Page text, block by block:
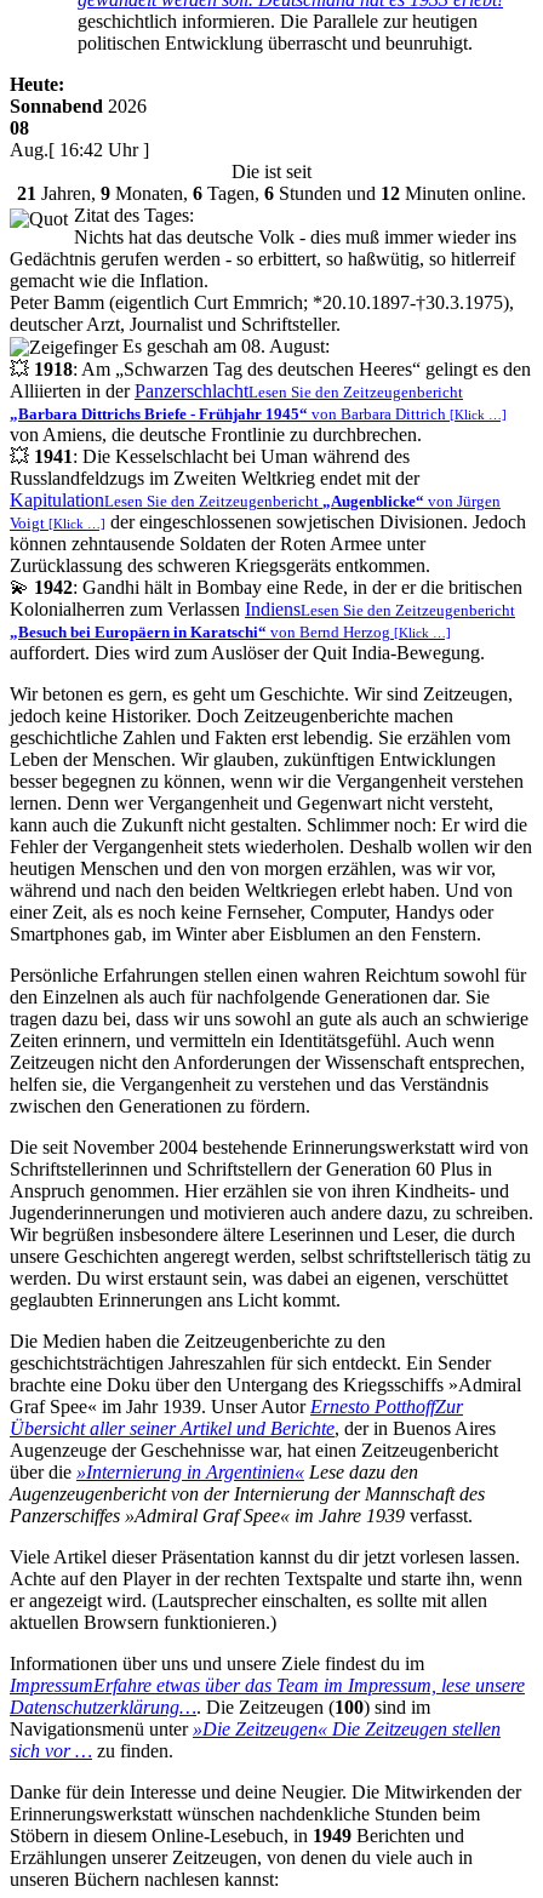
geschichtlich informieren. Die Parallele zur heutigen
politischen Entwicklung überrascht und beunruhigt.
Heute:
Sonnabend 2026
08
Aug.[ 16:42 Uhr ]
Die ist seit
21 Jahren, 9 Monaten, 6 Tagen, 6 Stunden und 12 Minuten online.
Zitat des Tages:
Nichts hat das deutsche Volk - dies muß immer wieder ins
Gedächtnis gerufen werden - so erbittert, so haßwütig, so hitlerreif
gemacht wie die Inflation.
Peter Bamm (eigentlich Curt Emmrich; *20.10.1897-†30.3.1975),
deutscher Arzt, Journalist und Schriftsteller.
Es geschah am 08. August:
💥 1918: Am Schwarzen Tag des deutschen Heeres
gelingt es den
Alliierten in derPanzerschlachtLesen Sie den Zeitzeugenbericht
Barbara Dittrichs Briefe - Frühjahr 1945
von Barbara Dittrich [Klick …]
von Amiens, die deutsche Frontlinie zu durchbrechen.
💥 1941: Die Kesselschlacht bei Uman während des
Russlandfeldzugs im Zweiten Weltkrieg endet mit der
KapitulationLesen Sie den Zeitzeugenbericht Augenblicke
von Jürgen
Voigt [Klick …] der eingeschlossenen sowjetischen Divisionen. Jedoch
können zehntausende Soldaten der Roten Armee unter
Zurücklassung des schweren Kriegsgeräts entkommen.
💫 1942: Gandhi hält in Bombay eine Rede, in der er die britischen
Kolonialherren zum Verlassen IndiensLesen Sie den Zeitzeugenbericht
Besuch bei Europäern in Karatschi
von Bernd Herzog [Klick …]
auffordert. Dies wird zum Auslöser der Quit India-Bewegung.
Wir betonen es gern, es geht um Geschichte. Wir sind Zeitzeugen,
jedoch keine Historiker. Doch Zeitzeugenberichte machen
geschichtliche Zahlen und Fakten erst lebendig. Sie erzählen vom
Leben der Menschen. Wir glauben, zukünftigen Entwicklungen
besser begegnen zu können, wenn wir die Vergangenheit verstehen
lernen. Denn wer Vergangenheit und Gegenwart nicht versteht,
kann auch die Zukunft nicht gestalten. Schlimmer noch: Er wird die
Fehler der Vergangenheit stets wiederholen. Deshalb wollen wir den
heutigen Menschen und den von morgen erzählen, was wir vor,
während und nach den beiden Weltkriegen erlebt haben. Und von
einer Zeit, als es noch keine Fernseher, Computer, Handys oder
Smartphones gab, im Winter aber Eisblumen an den Fenstern.
Persönliche Erfahrungen stellen einen wahren Reichtum sowohl für
den Einzelnen als auch für nachfolgende Generationen dar. Sie
tragen dazu bei, dass wir uns sowohl an gute als auch an schwierige
Zeiten erinnern, und vermitteln ein Identitätsgefühl. Auch wenn
Zeitzeugen nicht den Anforderungen der Wissenschaft entsprechen,
helfen sie, die Vergangenheit zu verstehen und das Verständnis
zwischen den Generationen zu fördern.
Die seit November 2004 bestehende Erinnerungswerkstatt wird von
Schriftstellerinnen und Schriftstellern der Generation 60 Plus in
Anspruch genommen. Hier erzählen sie von ihren Kindheits- und
Jugenderinnerungen und motivieren auch andere dazu, zu schreiben.
Wir begrüßen insbesondere ältere Leserinnen und Leser, die durch
unsere Geschichten angeregt werden, selbst schriftstellerisch tätig zu
werden. Du wirst erstaunt sein, was dabei an eigenen, verschüttet
geglaubten Erinnerungen ans Licht kommt.
Die Medien haben die Zeitzeugenberichte zu den
geschichtsträchtigen Jahreszahlen für sich entdeckt. Ein Sender
brachte eine Doku über den Untergang des Kriegsschiffs »Admiral
Graf Spee« im Jahr 1939. Unser Autor Ernesto PotthoffZur
Übersicht aller seiner Artikel und Berichte, der in Buenos Aires
Augenzeuge der Geschehnisse war, hat einen Zeitzeugenbericht
über die »Internierung in Argentinien« Lese dazu den
Augenzeugenbericht von der Internierung der Mannschaft des
Panzerschiffes »Admiral Graf Spee« im Jahre 1939 verfasst.
Viele Artikel dieser Präsentation kannst du dir jetzt vorlesen lassen.
Achte auf den Player in der rechten Textspalte und starte ihn, wenn
er angezeigt wird. (Lautsprecher einschalten, es sollte mit allen
aktuellen Browsern funktionieren.)
Informationen über uns und unsere Ziele findest du im
ImpressumErfahre etwas über das Team im Impressum, lese unsere
Datenschutzerklärung…. Die Zeitzeugen (100) sind im
Navigationsmenü unter »Die Zeitzeugen« Die Zeitzeugen stellen
sich vor … zu finden.
Danke für dein Interesse und deine Neugier. Die Mitwirkenden der
Erinnerungswerkstatt wünschen nachdenkliche Stunden beim
Stöbern in diesem Online-Lesebuch, in 1949 Berichten und
Erzählungen unserer Zeitzeugen, von denen du viele auch in
unseren Büchern nachlesen kannst: